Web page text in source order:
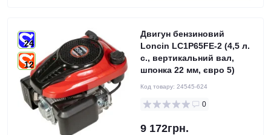
24
12
Двигун бензиновий
Loncin LC1P65FE-2 (4,5 л.
с., вертикальний вал,
шпонка 22 мм, євро 5)
Код товару: 24545-624
0
9 172грн.